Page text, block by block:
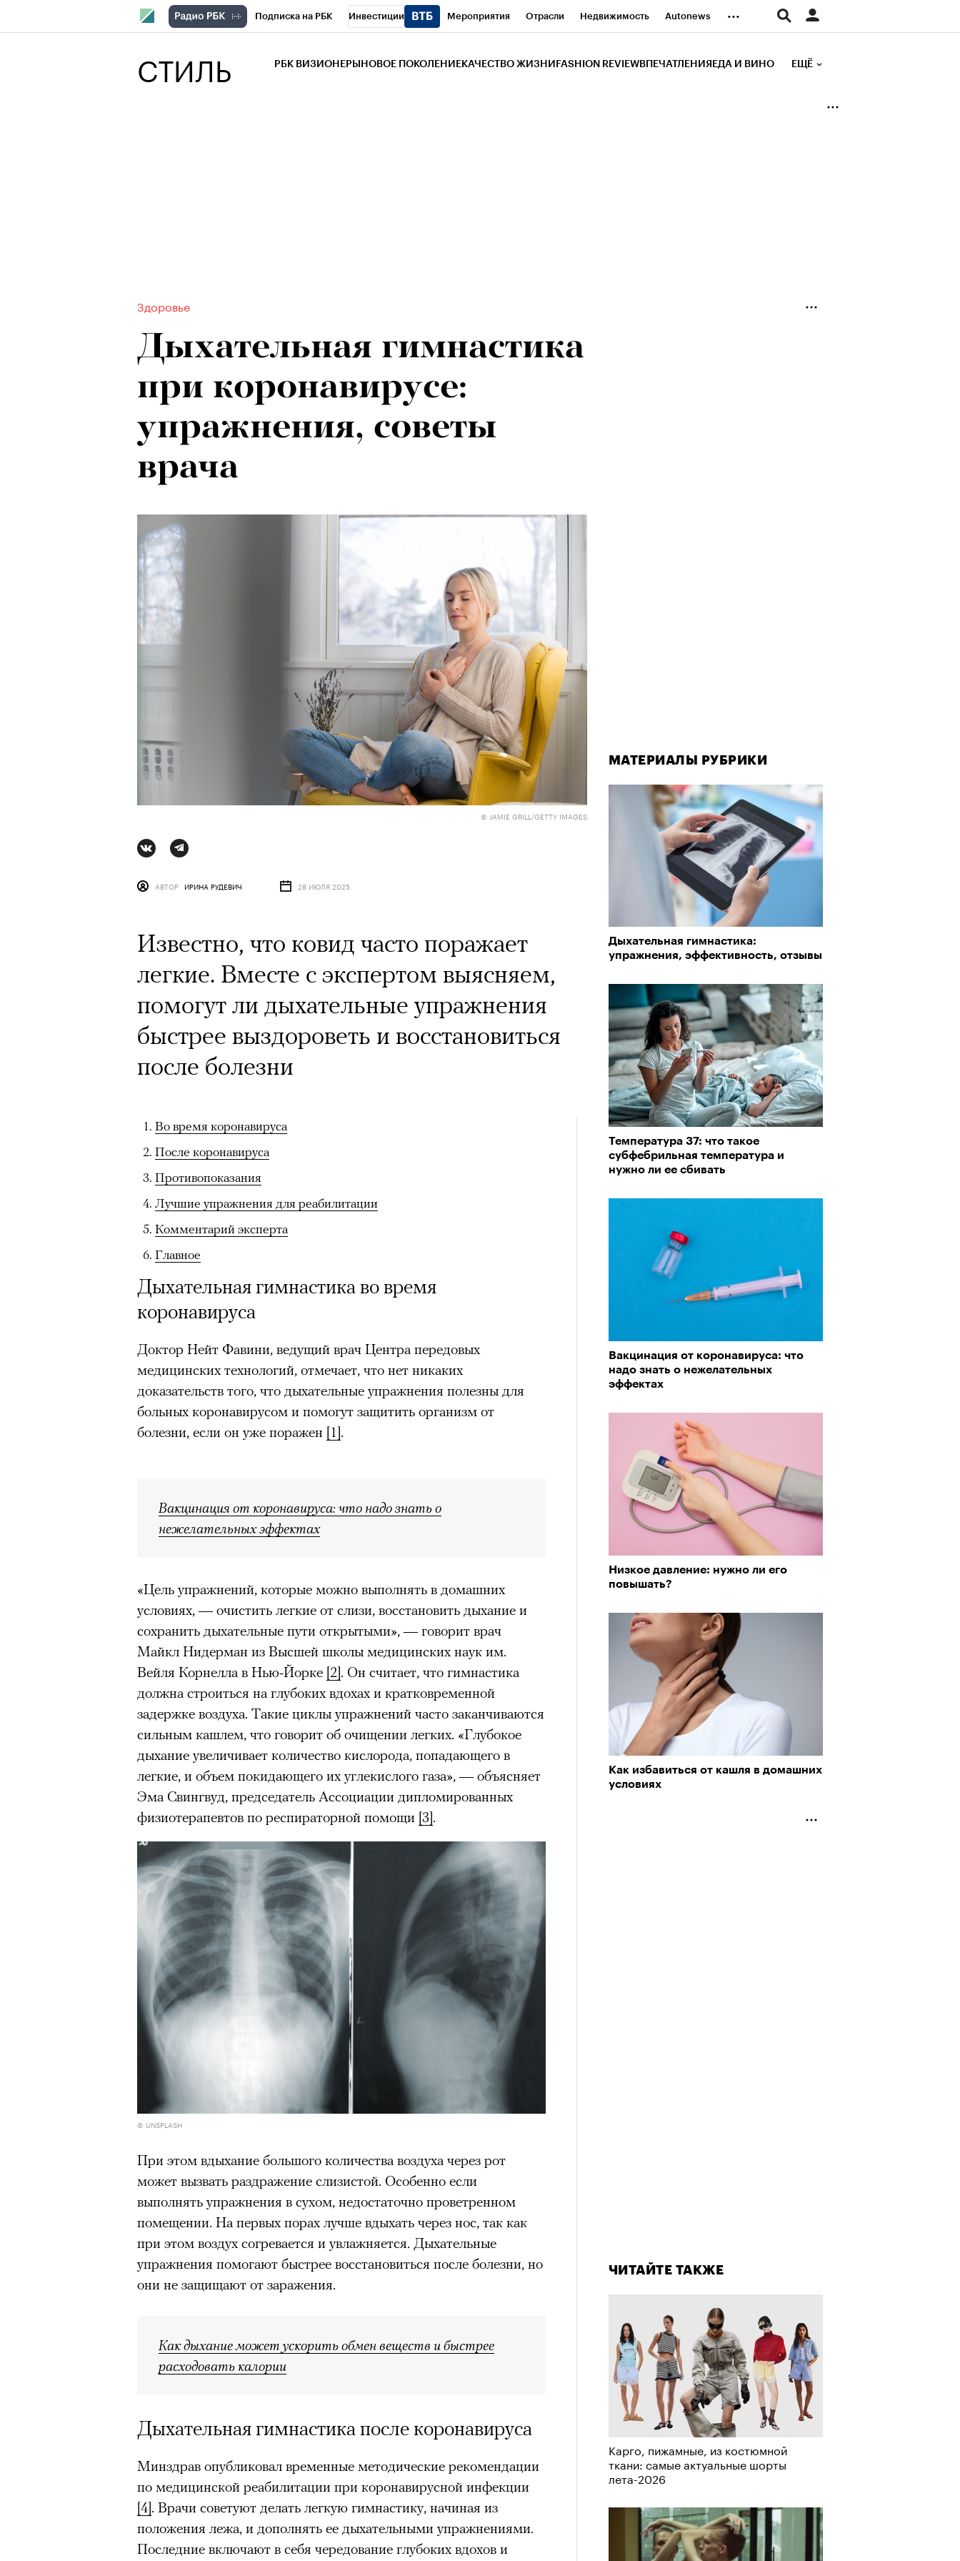
Подписка на РБК Инвестиции Мероприятия Отрасли Недвижимость Autonews ...
СТИЛЬ РБК ВИЗИОНЕРЫ НОВОЕ ПОКОЛЕНИЕ КАЧЕСТВО ЖИЗНИ FASHION REVIEW ВПЕЧАТЛЕНИЯ ЕДА И ВИНО ЕЩЁ
МАТЕРИАЛЫ РУБРИКИ
Дыхательная гимнастика:
упражнения, эффективность, отзывы
Температура 37: что такое
субфебрильная температура и
нужно ли ее сбивать
Вакцинация от коронавируса: что
надо знать о нежелательных
эффектах
Низкое давление: нужно ли его
повышать?
Как избавиться от кашля в домашних
условиях
ЧИТАЙТЕ ТАКЖЕ
провели первую резиденцию
Карго, пижамные, из костюмной
ткани: самые актуальные шорты
лета-2026
Здоровье
Дыхательная гимнастика
при коронавирусе:
упражнения, советы
врача
© JAMIE GRILL/GETTY IMAGES
АВТОР ИРИНА РУДЕВИЧ 28 ИЮЛЯ 2025
Известно, что ковид часто поражает
легкие. Вместе с экспертом выясняем,
помогут ли дыхательные упражнения
быстрее выздороветь и восстановиться
после болезни
Во время коронавируса
После коронавируса
Противопоказания
Лучшие упражнения для реабилитации
Комментарий эксперта
Главное
Дыхательная гимнастика во время
коронавируса
Доктор Нейт Фавини, ведущий врач Центра передовых
медицинских технологий, отмечает, что нет никаких
доказательств того, что дыхательные упражнения полезны для
больных коронавирусом и помогут защитить организм от
болезни, если он уже поражен [1].
00:00 / 00:00
Вакцинация от коронавируса: что надо знать о
нежелательных эффектах
«Цель упражнений, которые можно выполнять в домашних
условиях, — очистить легкие от слизи, восстановить дыхание и
сохранить дыхательные пути открытыми», — говорит врач
Майкл Нидерман из Высшей школы медицинских наук им.
Вейля Корнелла в Нью-Йорке [2]. Он считает, что гимнастика
должна строиться на глубоких вдохах и кратковременной
задержке воздуха. Такие циклы упражнений часто заканчиваются
сильным кашлем, что говорит об очищении легких. «Глубокое
дыхание увеличивает количество кислорода, попадающего в
легкие, и объем покидающего их углекислого газа», — объясняет
Эма Свингвуд, председатель Ассоциации дипломированных
физиотерапевтов по респираторной помощи [3].
© UNSPLASH
При этом вдыхание большого количества воздуха через рот
может вызвать раздражение слизистой. Особенно если
выполнять упражнения в сухом, недостаточно проветренном
помещении. На первых порах лучше вдыхать через нос, так как
при этом воздух согревается и увлажняется. Дыхательные
упражнения помогают быстрее восстановиться после болезни, но
они не защищают от заражения.
Как дыхание может ускорить обмен веществ и быстрее
расходовать калории
Дыхательная гимнастика после коронавируса
Минздрав опубликовал временные методические рекомендации
по медицинской реабилитации при коронавирусной инфекции
[4]. Врачи советуют делать легкую гимнастику, начиная из
положения лежа, и дополнять ее дыхательными упражнениями.
Последние включают в себя чередование глубоких вдохов и